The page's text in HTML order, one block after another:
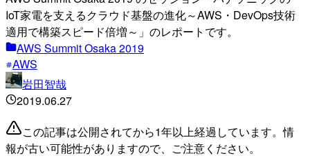
IoT家電を支えるクラウド基盤の進化～AWS・DevOps技術
適用で構築スピード倍増～」のレポートです。
AWS Summit Osaka 2019
AWS
岩田智哉
2019.06.27
この記事は公開されてから1年以上経過しています。情
報が古い可能性がありますので、ご注意ください。